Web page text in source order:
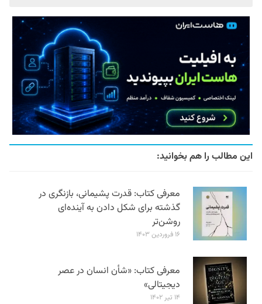
این مطالب را هم بخوانید:
معرفی کتاب: قدرت پشیمانی، بازنگری در
گذشته برای شکل دادن به آینده‌ای
روشن‌تر
۱۶ فروردین ۱۴۰۳
معرفی کتاب: «شأن انسان در عصر
دیجیتالی»
۱۴ تیر ۱۴۰۲